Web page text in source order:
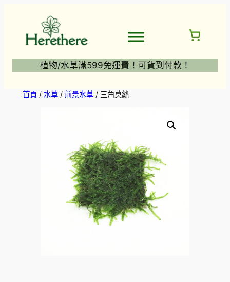
植物/水草滿599免運費！可貨到付款！
首頁/ 水草/ 前景水草/ 三角莫絲